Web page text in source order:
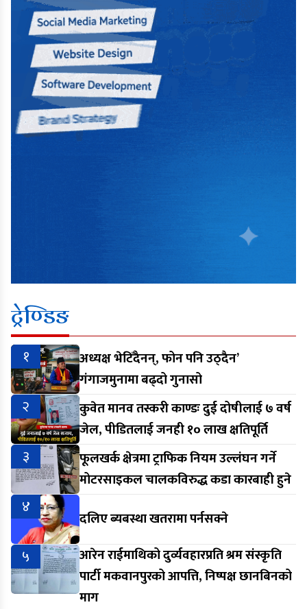
ट्रेण्डिङ
१
अध्यक्ष भेटिँदैनन्, फोन पनि उठ्दैन’
गंगाजमुनामा बढ्दो गुनासो
२
कुवेत मानव तस्करी काण्डः दुई दोषीलाई ७ वर्ष
जेल, पीडितलाई जनही १० लाख क्षतिपूर्ति
३
फूलखर्क क्षेत्रमा ट्राफिक नियम उल्लंघन गर्ने
मोटरसाइकल चालकविरुद्ध कडा कारबाही हुने
४
दलिए ब्यबस्था खतरामा पर्नसक्ने
५
आरेन राईमाथिको दुर्व्यवहारप्रति श्रम संस्कृति
पार्टी मकवानपुरको आपत्ति, निष्पक्ष छानबिनको
माग